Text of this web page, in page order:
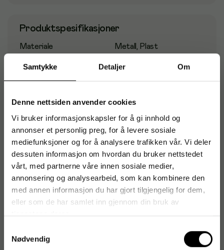
Samtykke Detaljer Om
Denne nettsiden anvender cookies
Vi bruker informasjonskapsler for å gi innhold og
annonser et personlig preg, for å levere sosiale
mediefunksjoner og for å analysere trafikken vår. Vi deler
dessuten informasjon om hvordan du bruker nettstedet
vårt, med partnerne våre innen sosiale medier,
annonsering og analysearbeid, som kan kombinere den
med annen informasjon du har gjort tilgjengelig for dem,
eller som de har samlet inn gjennom din bruk av
tjenestene deres.
Nødvendig
Produktspesifikasjoner
Materiale Metall, Plast
Farge Sort
Ergonomisk design Ja
Vi tipser
Brevkurv LEITZ Plus Jumbo sort
146
Heftestift RAPID Standard 24/6 (5000)